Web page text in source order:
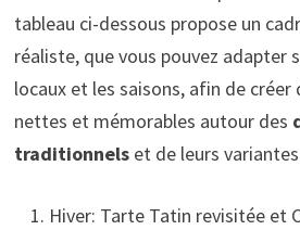
tableau ci-dessous propose un
réaliste, que vous pouvez adapter
locaux et les saisons, afin de créer
nettes et mémorables autour des
traditionnelset de leurs
Hiver: Tarte Tatin revisitée et